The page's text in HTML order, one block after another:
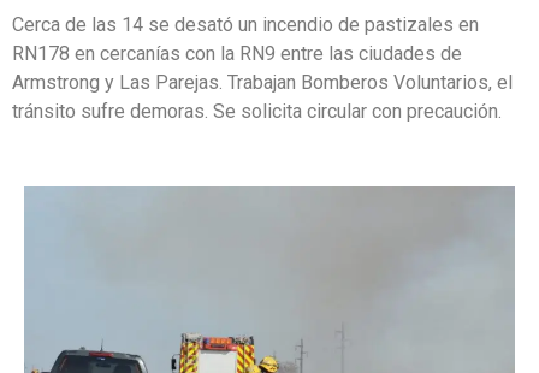
Cerca de las 14 se desató un incendio de pastizales en
RN178 en cercanías con la RN9 entre las ciudades de
Armstrong y Las Parejas. Trabajan Bomberos Voluntarios, el
tránsito sufre demoras. Se solicita circular con precaución.